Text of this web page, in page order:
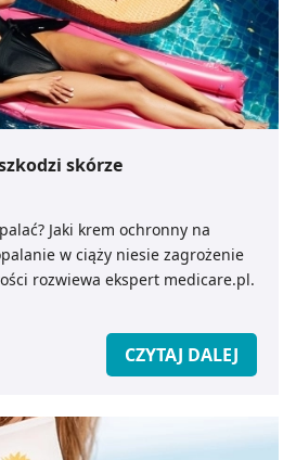
skórze
Jaki krem ochronny na
w ciąży niesie zagrożenie
rozwiewa ekspert medicare.pl.
CZYTAJ DALEJ